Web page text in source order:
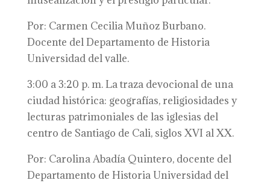
Por: Carmen Cecilia Muñoz Burbano.
Docente del Departamento de Historia
Universidad del valle.
3:00 a 3:20 p. m. La traza devocional de una
ciudad histórica: geografías, religiosidades y
lecturas patrimoniales de las iglesias del
centro de Santiago de Cali, siglos XVI al XX.
Por: Carolina Abadía Quintero, docente del
Departamento de Historia Universidad del